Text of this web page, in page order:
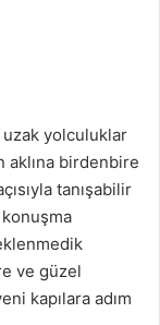
uzak yolculuklar
birdenbire
tanışabilir
ve güzel
kapılara adım